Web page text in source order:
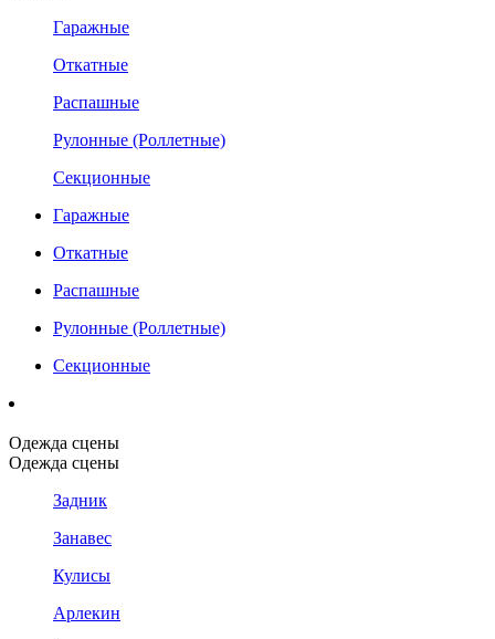
Гаражные
Откатные
Распашные
Рулонные (Роллетные)
Секционные
Гаражные
Откатные
Распашные
Рулонные (Роллетные)
Секционные
Одежда сцены
Одежда сцены
Задник
Занавес
Кулисы
Арлекин